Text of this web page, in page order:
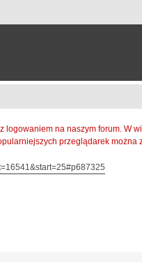
na naszym forum.
przeglądarek można